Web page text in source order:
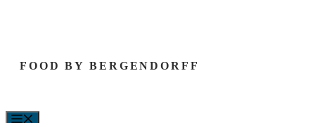
FOOD BY BERGENDORFF